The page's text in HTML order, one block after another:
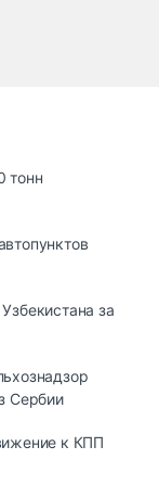
тонн
за
Сербии
к КПП